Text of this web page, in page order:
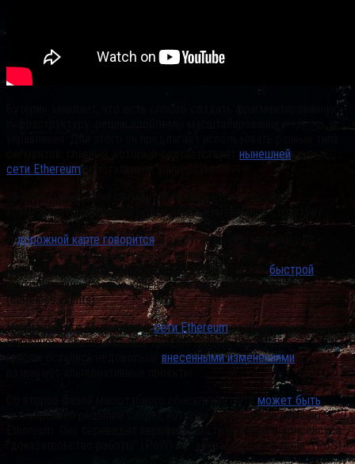
Бутерин заявляет, что есть способ создать фрагментированную
нынешней
сети Ethereum, и остальные “универсумы”.
За счет уменьшения сегментов он надеется получить
возможность внедрения более явных изменений в структуру.
Вдорожной карте говорится и о других идеях. Например, о
планах по апгрейду виртуальной вычислительной
машины Ethereum (EVM), развитию eWASM, болеебыстрой
синхронизации с сетью клиентов без сохранения состояния
(stateless clients).
Напомним, что 16 октября всети Ethereumсостоялся хардфорк
Bizantium. Хотя обновление прошло гладко, некоторые
группы остались недовольны внесенными изменениями и
Со второй фазой масштабного обновления сети может быть
активировано решение Casper, которое кардинально изменит
Ethereum. Оно переведет верификацию транзакций с консенсуса
“доказательство работы” (PoW) на “доказательство доли” (PoS).